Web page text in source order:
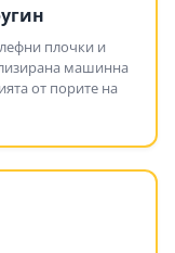
плочки и
машинна
от порите на